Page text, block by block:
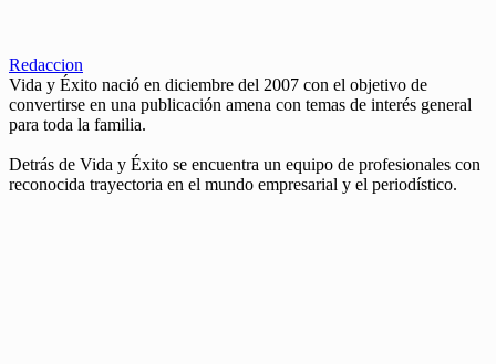
Redaccion
Vida y Éxito nació en diciembre del 2007 con el objetivo de
convertirse en una publicación amena con temas de interés general
para toda la familia.
Detrás de Vida y Éxito se encuentra un equipo de profesionales con
reconocida trayectoria en el mundo empresarial y el periodístico.